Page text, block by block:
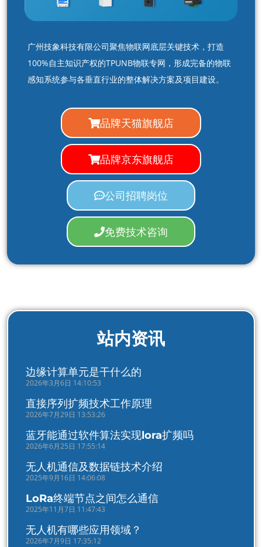
广州技象科技有限公司聚焦物联网底层关键技术，打造
100%自主知识产权的TPUNB物联专网，形成完备的物联
感知系统参与各垂直行业的整体解决方案及项目建设。
品牌天猫旗舰店
品牌京东旗舰店
公司招聘岗位
免费技术咨询
站内资讯
边缘计算单元是干什么的
2026年3月6日 14:10:53
直接序列扩频技术工作原理
2026年7月29日 13:53:26
蓝牙能通过软件算法实现lora扩频吗
2026年6月25日 17:55:14
无人机通信及数据链技术介绍
2025年9月16日 14:06:08
LoRa终端节点之间怎么通信
2025年11月7日 11:47:43
无人机有哪些应用领域？
2026年7月9日 17:35:12